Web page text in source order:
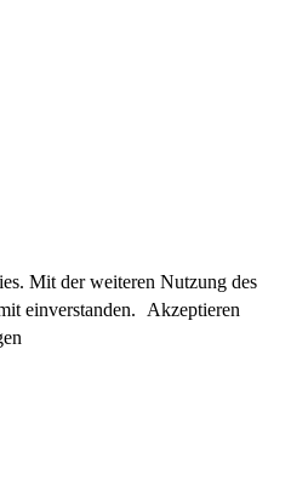
Mit der weiteren Nutzung des
einverstanden.
Akzeptieren